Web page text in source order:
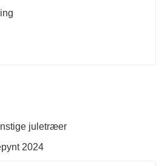
juletræer
2024